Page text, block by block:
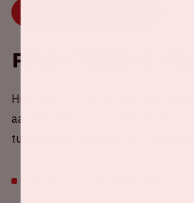
Praktische
Hieronder vind je praktische
aan de Johan Cruijff ArenA. Heb je
tussenstaat? Bezoek dan onze